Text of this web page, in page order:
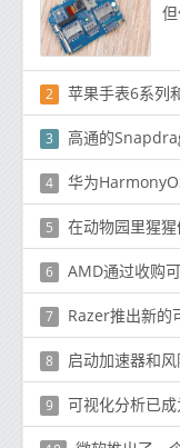
2 苹果手表6系列
3 高通的Snapdragon
4 华为
5 在动物园里猩
6 AMD通过收购
7 Razer推出新的
8 启动加速器和风险投
9 可视化分析已